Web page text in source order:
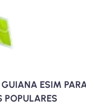
ESIM
POPULARES